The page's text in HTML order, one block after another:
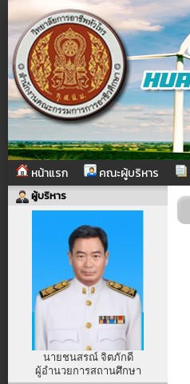
หน้าแรก คณะผู้บริหาร
ผู้บริหาร
นายชนสรณ์ จิตภักดี
ผู้อำนวยการสถานศึกษา